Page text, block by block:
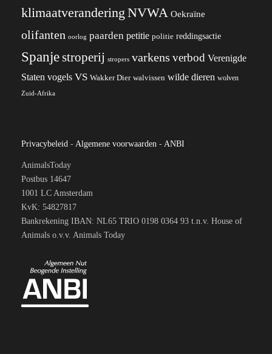
klimaatverandering NVWA Oekraïne
olifanten oorlog paarden petitie politie reddingsactie
Spanjestroperij stropers varkens verbod Verenigde
Staten vogels VS Wakker Dier walvissen wilde dieren wolven
Zuid-Afrika
Privacybeleid - Algemene voorwaarden - ANBI
AnimalsToday
Postbus 14647
1001 LC Amsterdam
KvK: 54827817
Bankrekening IBAN: NL65 TRIO 0198 0364 93 t.n.v. House of
Animals o.v.v. Animals Today